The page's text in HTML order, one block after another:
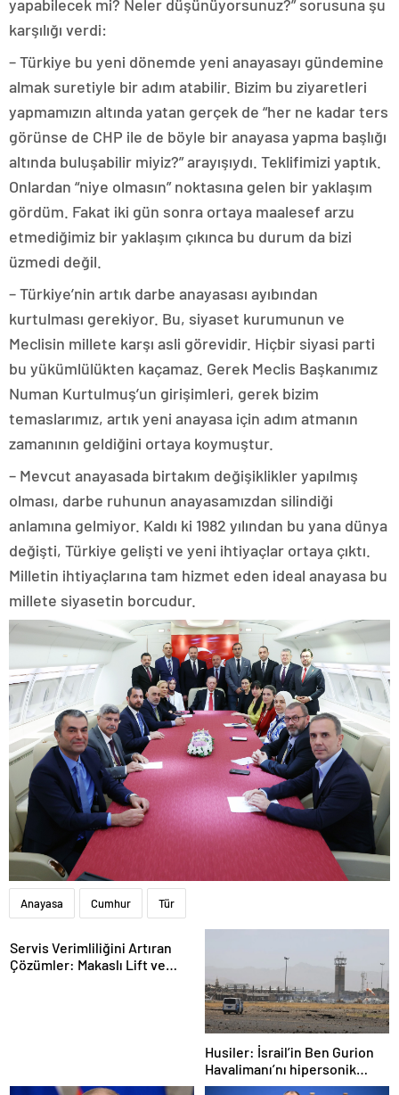
yapabilecek mi? Neler düşünüyorsunuz?” sorusuna şu
karşılığı verdi:
– Türkiye bu yeni dönemde yeni anayasayı gündemine
almak suretiyle bir adım atabilir. Bizim bu ziyaretleri
yapmamızın altında yatan gerçek de “her ne kadar ters
görünse de CHP ile de böyle bir anayasa yapma başlığı
altında buluşabilir miyiz?” arayışıydı. Teklifimizi yaptık.
Onlardan “niye olmasın” noktasına gelen bir yaklaşım
gördüm. Fakat iki gün sonra ortaya maalesef arzu
etmediğimiz bir yaklaşım çıkınca bu durum da bizi
üzmedi değil.
– Türkiye’nin artık darbe anayasası ayıbından
kurtulması gerekiyor. Bu, siyaset kurumunun ve
Meclisin millete karşı asli görevidir. Hiçbir siyasi parti
bu yükümlülükten kaçamaz. Gerek Meclis Başkanımız
Numan Kurtulmuş’un girişimleri, gerek bizim
temaslarımız, artık yeni anayasa için adım atmanın
zamanının geldiğini ortaya koymuştur.
– Mevcut anayasada birtakım değişiklikler yapılmış
olması, darbe ruhunun anayasamızdan silindiği
anlamına gelmiyor. Kaldı ki 1982 yılından bu yana dünya
değişti, Türkiye gelişti ve yeni ihtiyaçlar ortaya çıktı.
Milletin ihtiyaçlarına tam hizmet eden ideal anayasa bu
millete siyasetin borcudur.
Anayasa Cumhur Tür
Servis Verimliliğini Artıran
Çözümler: Makaslı Lift ve
Husiler: İsrail’in Ben Gurion
Havalimanı’nı hipersonik
füzeyle hedef aldık